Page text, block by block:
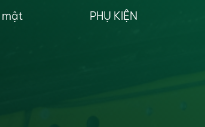
mật
PHỤ KIỆN